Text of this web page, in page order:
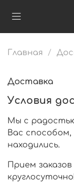
Главная
Доставка
Условия
Мы с
Вас
находились.
Прием